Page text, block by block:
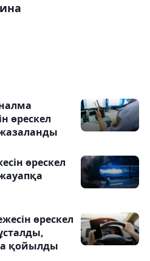
өрескел
өрескел
өрескел
қойылды